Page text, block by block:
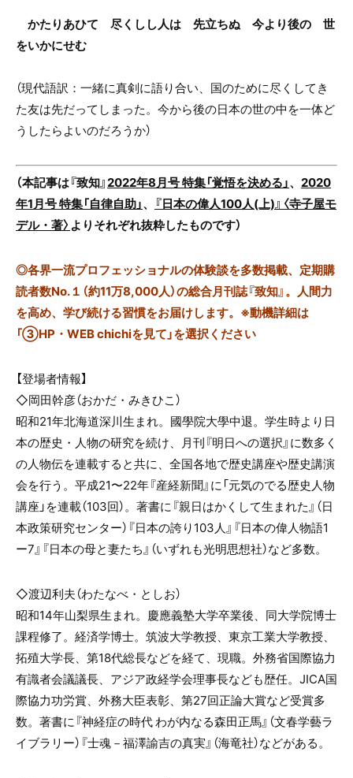
かたりあひて 尽くしし人は 先立ちぬ 今より後の 世
をいかにせむ
（現代語訳：一緒に真剣に語り合い、国のために尽くしてき
た友は先だってしまった。今から後の日本の世の中を一体ど
うしたらよいのだろうか）
（本記事は『致知』2022年8月号 特集「覚悟を決める」、 2020
年1月号 特集「自律自助」、 『日本の偉人100人(上)』〈寺子屋モ
デル・著〉 よりそれぞれ抜粋したものです）
◎各界一流プロフェッショナルの体験談を多数掲載、定期購
読者数No.１（約11万8,000人）の総合月刊誌『致知』。人間力
を高め、学び続ける習慣をお届けします。※動機詳細は
「③HP・WEB chichiを見て」を選択ください
【登場者情報】
◇岡田幹彦（おかだ・みきひこ）
昭和21年北海道深川生まれ。國學院大學中退。学生時より日
本の歴史・人物の研究を続け、月刊『明日への選択』に数多く
の人物伝を連載すると共に、全国各地で歴史講座や歴史講演
会を行う。平成21〜22年『産経新聞』に「元気のでる歴史人物
講座」を連載（103回）。著書に『親日はかくして生まれた』（日
本政策研究センター）『日本の誇り103人』『日本の偉人物語1
ー7』『日本の母と妻たち』（いずれも光明思想社）など多数。
◇渡辺利夫（わたなべ・としお）
昭和14年山梨県生まれ。慶應義塾大学卒業後、同大学院博士
課程修了。経済学博士。筑波大学教授、東京工業大学教授、
拓殖大学長、第18代総長などを経て、現職。外務省国際協力
有識者会議議長、アジア政経学会理事長なども歴任。JICA国
際協力功労賞、外務大臣表彰、第27回正論大賞など受賞多
数。著書に『神経症の時代 わが内なる森田正馬』（文春学藝ラ
イブラリー）『士魂－福澤諭吉の真実』（海竜社）などがある。